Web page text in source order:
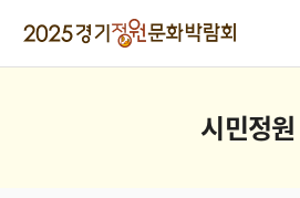
시민정원